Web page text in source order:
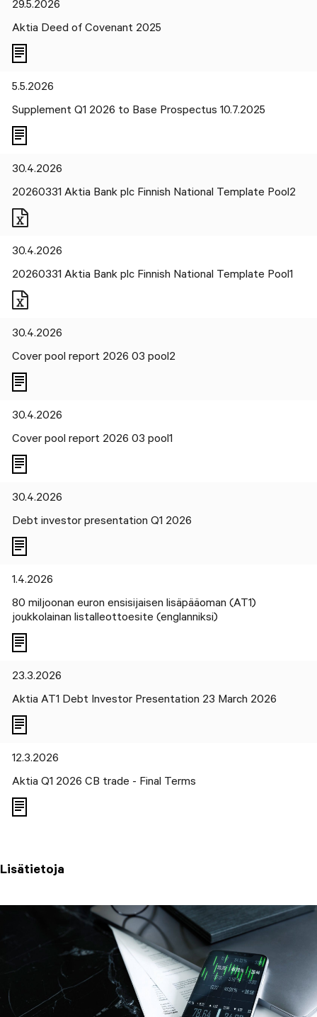
29.5.2026
Aktia Deed of Covenant 2025
5.5.2026
Supplement Q1 2026 to Base Prospectus 10.7.2025
30.4.2026
20260331 Aktia Bank plc Finnish National Template Pool2
Files
30.4.2026
20260331 Aktia Bank plc Finnish National Template Pool1
Files
30.4.2026
Cover pool report 2026 03 pool2
30.4.2026
Cover pool report 2026 03 pool1
30.4.2026
Debt investor presentation Q1 2026
1.4.2026
80 miljoonan euron ensisijaisen lisäpääoman (AT1)
joukkolainan listalleottoesite (englanniksi)
23.3.2026
Aktia AT1 Debt Investor Presentation 23 March 2026
12.3.2026
Aktia Q1 2026 CB trade - Final Terms
Lisätietoja